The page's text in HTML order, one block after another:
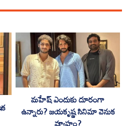
మహేష్ ఎందుకు దూరంగా
ఉన్నారు? జయకృష్ణ సినిమా వెనుక